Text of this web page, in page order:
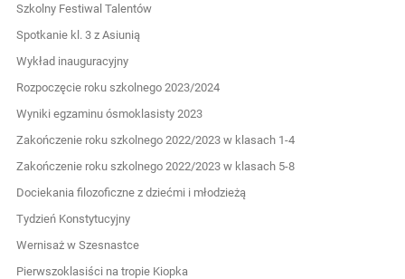
Szkolny Festiwal Talentów
Spotkanie kl. 3 z Asiunią
Wykład inauguracyjny
Rozpoczęcie roku szkolnego 2023/2024
Wyniki egzaminu ósmoklasisty 2023
Zakończenie roku szkolnego 2022/2023 w klasach 1-4
Zakończenie roku szkolnego 2022/2023 w klasach 5-8
Dociekania filozoficzne z dziećmi i młodzieżą
Tydzień Konstytucyjny
Wernisaż w Szesnastce
Pierwszoklasiści na tropie Kiopka